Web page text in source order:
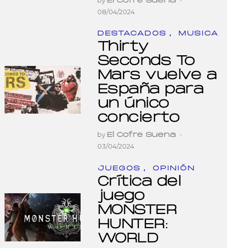
08/04/2024
DESTACADOS , MUSICA
Thirty
Seconds To
Mars vuelve a
España para
un único
concierto
by El Cofre Suena
03/04/2024
JUEGOS , OPINIÓN
Crítica del
juego
MONSTER
HUNTER:
WORLD